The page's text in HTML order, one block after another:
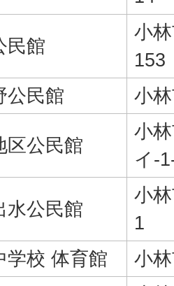
民館
小
153
公民館 小
区公民館
小
イ-
水公民館
小
1
学校 体育館 小